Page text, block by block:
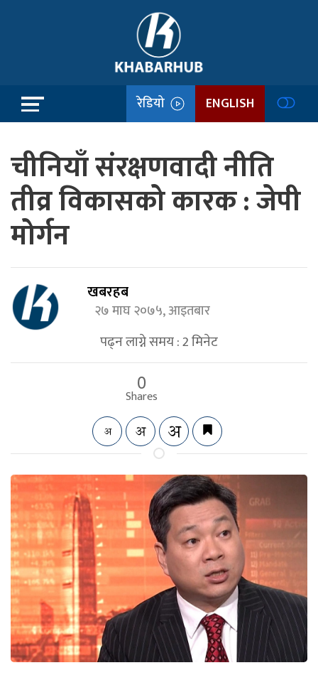
रेडियो ENGLISH
चीनियाँ संरक्षणवादी नीति
तीव्र विकासको कारक : जेपी
मोर्गन
खबरहब
२७ माघ २०७५, आइतबार
पढ्न लाग्ने समय :2मिनेट
0
Shares